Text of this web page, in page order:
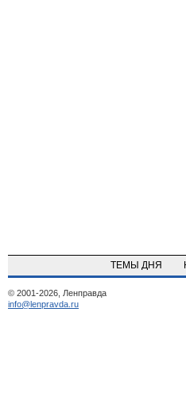
ТЕМЫ ДНЯ
© 2001-2026, Ленправда
info@lenpravda.ru